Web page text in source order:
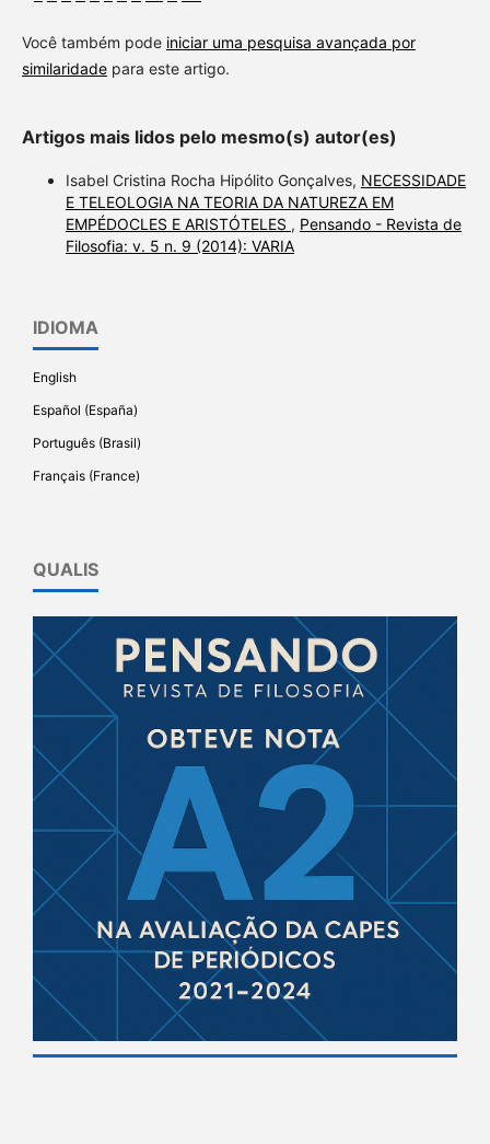
Você também pode iniciar uma pesquisa avançada por
similaridadepara este artigo.
Artigos mais lidos pelo mesmo(s) autor(es)
Isabel Cristina Rocha Hipólito Gonçalves, NECESSIDADE
E TELEOLOGIA NA TEORIA DA NATUREZA EM
EMPÉDOCLES E ARISTÓTELES , Pensando - Revista de
Filosofia: v. 5 n. 9 (2014): VARIA
IDIOMA
English
Español (España)
Português (Brasil)
Français (France)
QUALIS